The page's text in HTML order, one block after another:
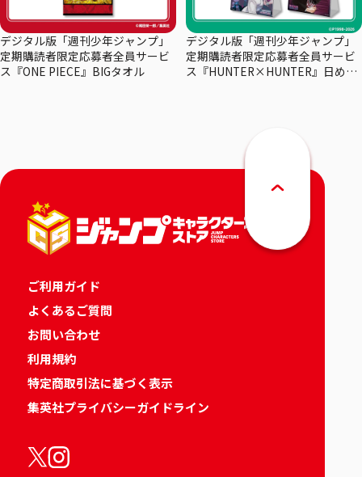
デジタル版「週刊少年ジャンプ」
定期購読者限定応募者全員サービ
ス『ONE PIECE』BIGタオル
デジタル版「週刊少年ジャンプ」
定期購読者限定応募者全員サービ
ス『HUNTER×HUNTER』日めく
ご利用ガイド
よくあるご質問
お問い合わせ
利用規約
特定商取引法に基づく表示
集英社プライバシーガイドライン